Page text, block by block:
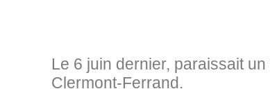
Le 6 juin dernier, paraissait
Clermont-Ferrand.